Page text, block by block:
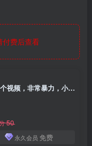
费后查看
最新抖音引流创业粉模板！几分钟一个视频，非常暴力，小白直接可上手操作
50
永久会员 免费